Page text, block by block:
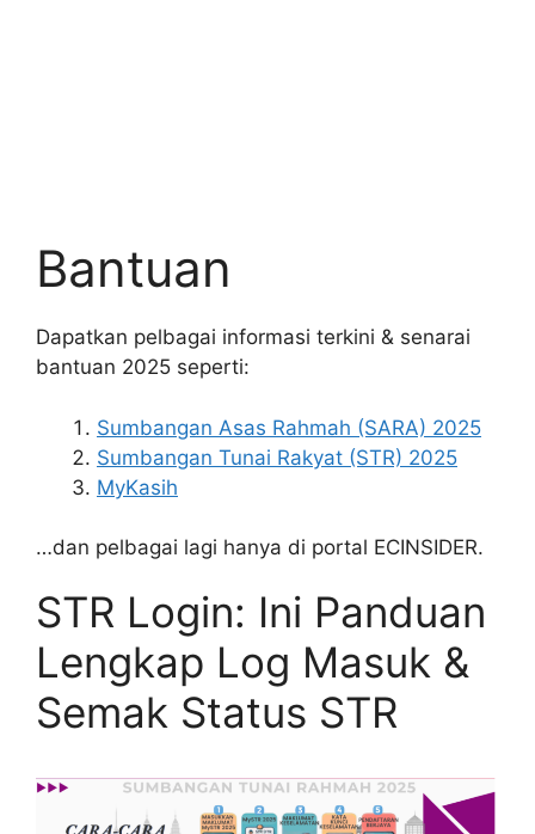
Bantuan
Dapatkan pelbagai informasi terkini & senarai
bantuan 2025 seperti:
Sumbangan Asas Rahmah (SARA) 2025
Sumbangan Tunai Rakyat (STR) 2025
MyKasih
…dan pelbagai lagi hanya di portal ECINSIDER.
STR Login: Ini Panduan
Lengkap Log Masuk &
Semak Status STR